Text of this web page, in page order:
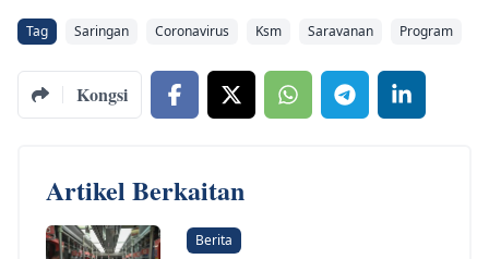
Tag Saringan Coronavirus Ksm Saravanan Program
Kongsi
Artikel Berkaitan
Berita